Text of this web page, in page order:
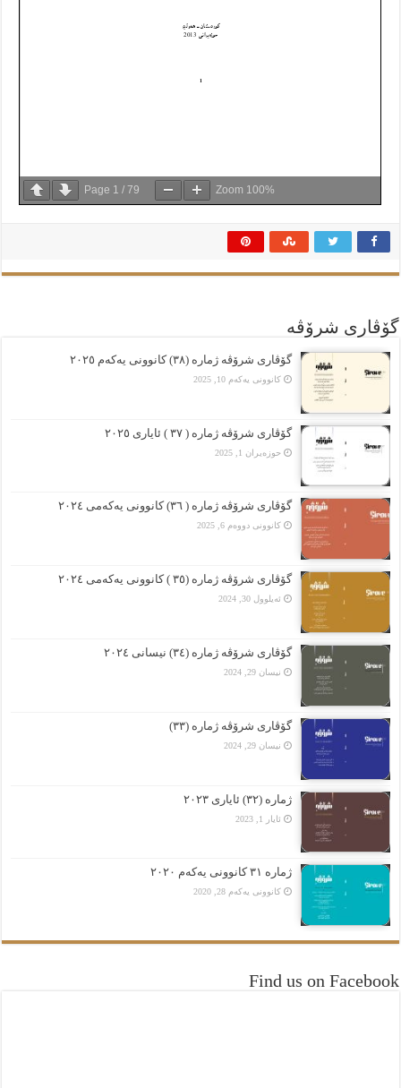
Page 1 / 79 Zoom 100%
گۆڤاری شرۆڤه
گۆڤارى شرۆڤە ژمارە (٣٨) کانوونى یەکەم ٢٠٢٥
کانوونی یەکەم 10, 2025
گۆڤارى شرۆڤە ژمارە ( ٣٧ ) ئایارى ٢٠٢٥
حوزه‌یران 1, 2025
گۆڤارى شرۆڤە ژمارە ( ٣٦) کانوونى یەکەمى ٢٠٢٤
کانوونی دووەم 6, 2025
گۆڤارى شرۆڤە ژمارە (٣٥ ) کانوونى یەکەمى ٢٠٢٤
ئەیلوول 30, 2024
گۆڤارى شرۆڤە ژمارە (٣٤) نیسانى ٢٠٢٤
نیسان 29, 2024
گۆڤاری شرۆڤە ژمارە (٣٣)
نیسان 29, 2024
ژمارە (٣٢) ئایاری ٢٠٢٣
ئایار 1, 2023
ژمارە ٣١ کانوونی یەکەم ٢٠٢٠
کانوونی یەکەم 28, 2020
Find us on Facebook